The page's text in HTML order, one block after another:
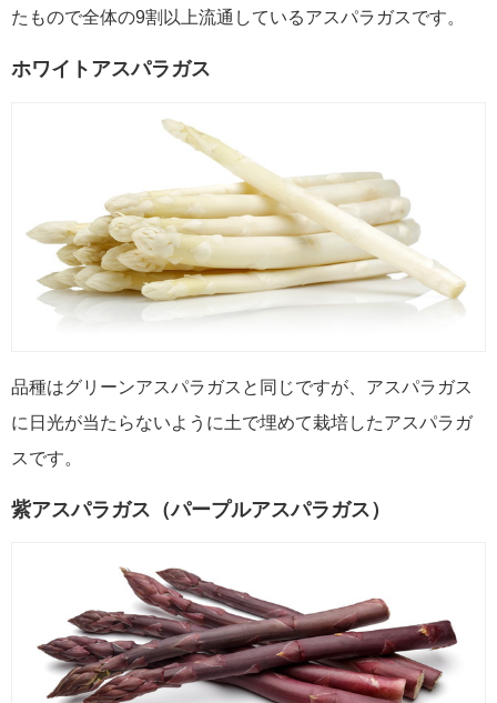
たもので全体の9割以上流通しているアスパラガスです。
ホワイトアスパラガス
品種はグリーンアスパラガスと同じですが、アスパラガス
に日光が当たらないように土で埋めて栽培したアスパラガ
スです。
紫アスパラガス（パープルアスパラガス）